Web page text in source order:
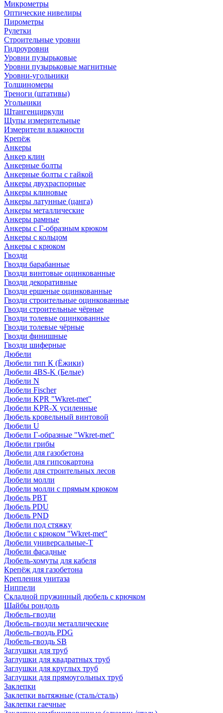
Микрометры
Оптические нивелиры
Пирометры
Рулетки
Строительные уровни
Гидроуровни
Уровни пузырьковые
Уровни пузырьковые магнитные
Уровни-угольники
Толщиномеры
Треноги (штативы)
Угольники
Штангенциркули
Щупы измерительные
Измерители влажности
Крепёж
Анкеры
Анкер клин
Анкерные болты
Анкерные болты с гайкой
Анкеры двухраспорные
Анкеры клиновые
Анкеры латунные (цанга)
Анкеры металлические
Анкеры рамные
Анкеры с Г-образным крюком
Анкеры с кольцом
Анкеры с крюком
Гвозди
Гвозди барабанные
Гвозди винтовые оцинкованные
Гвозди декоративные
Гвозди ершеные оцинкованные
Гвозди строительные оцинкованные
Гвозди строительные чёрные
Гвозди толевые оцинкованные
Гвозди толевые чёрные
Гвозди финишные
Гвозди шиферные
Дюбели
Дюбели тип К (Ёжики)
Дюбели 4BS-K (Белые)
Дюбели N
Дюбели Fischer
Дюбели KPR "Wkret-met"
Дюбели KPR-Х усиленные
Дюбель кровельный винтовой
Дюбели U
Дюбели Г-образные "Wkret-met"
Дюбели грибы
Дюбели для газобетона
Дюбели для гипсокартона
Дюбели для строительных лесов
Дюбели молли
Дюбели молли с прямым крюком
Дюбель PBT
Дюбель PDU
Дюбель PND
Дюбели под стяжку
Дюбели с крюком "Wkret-met"
Дюбели универсальные-Т
Дюбели фасадные
Дюбель-хомуты для кабеля
Крепёж для газобетона
Крепления унитаза
Ниппели
Складной пружинный дюбель с крючком
Шайбы рондоль
Дюбель-гвозди
Дюбель-гвозди металлические
Дюбель-гвоздь PDG
Дюбель-гвоздь SB
Заглушки для труб
Заглушки для квадратных труб
Заглушки для круглых труб
Заглушки для прямоугольных труб
Заклепки
Заклепки вытяжные (сталь/сталь)
Заклепки гаечные